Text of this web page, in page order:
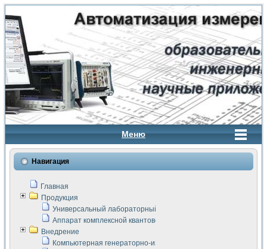
Меню
Навигация
Главная
Продукция
Универсальный лабораторный стенд "Сигнал-USB"
Аппарат комплексной квантовой терапии Интроскан
Внедрение
Компьютерная генераторно-измерительная система